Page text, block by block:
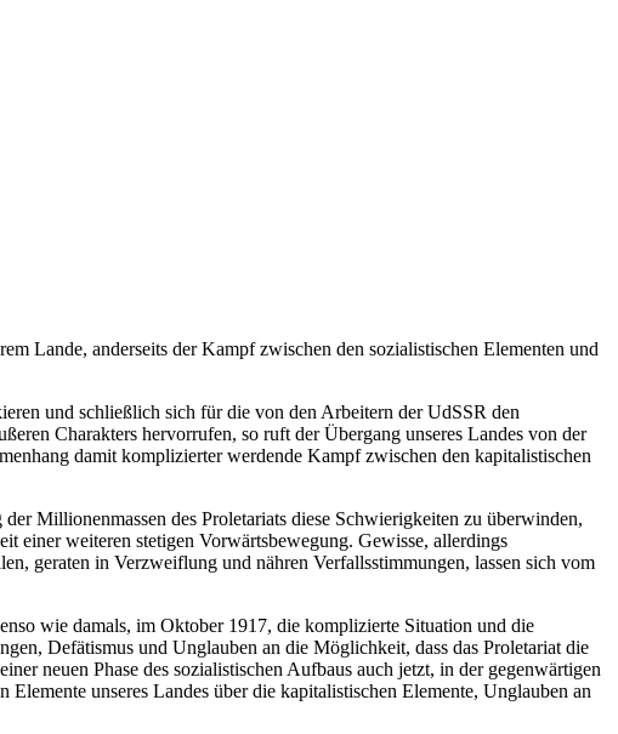
Lande, anderseits der Kampf zwischen den sozialistischen Elementen und
und schließlich sich für die von den Arbeitern der UdSSR den
Charakters hervorrufen, so ruft der Übergang unseres Landes von der
damit komplizierter werdende Kampf zwischen den kapitalistischen
Millionenmassen des Proletariats diese Schwierigkeiten zu überwinden,
einer weiteren stetigen Vorwärtsbewegung. Gewisse, allerdings
geraten in Verzweiflung und nähren Verfallsstimmungen, lassen sich vom
wie damals, im Oktober 1917, die komplizierte Situation und die
Defätismus und Unglauben an die Möglichkeit, dass das Proletariat die
neuen Phase des sozialistischen Aufbaus auch jetzt, in der gegenwärtigen
unseres Landes über die kapitalistischen Elemente, Unglauben an